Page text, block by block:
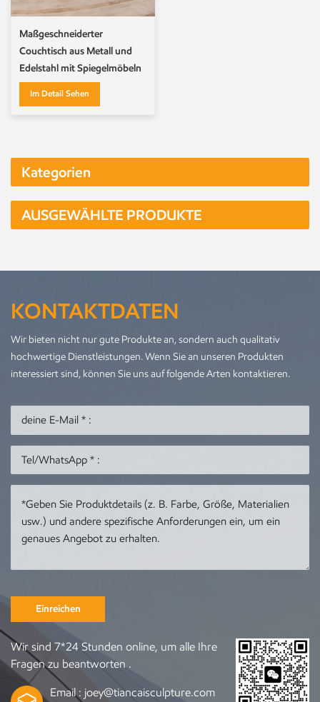
Maßgeschneiderter
Couchtisch aus Metall und
Edelstahl mit Spiegelmöbeln
Im Detail Sehen
Kategorien
AUSGEWÄHLTE PRODUKTE
KONTAKTDATEN
Wir bieten nicht nur gute Produkte an, sondern auch qualitativ
hochwertige Dienstleistungen. Wenn Sie an unseren Produkten
interessiert sind, können Sie uns auf folgende Arten kontaktieren.
Einreichen
Wir sind 7*24 Stunden online, um alle Ihre
Fragen zu beantworten .
Email : joey@tiancaisculpture.com